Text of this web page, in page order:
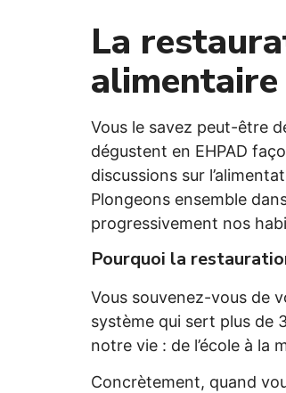
La
alimentaire
Vous le savez peut-être
dégustent en EHPAD
discussions sur
Plongeons ensemble
progressivement nos
Pourquoi la
Vous souvenez-vous de
système qui sert plus de
notre vie : de l’école à la
Concrètement, quand